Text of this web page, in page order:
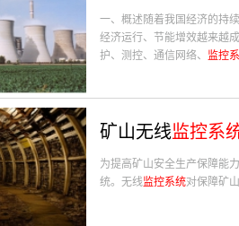
一、概述随着我国经济的持
经济运行、节能增效越来越
护、测控、通信网络、 监控
矿山无线监控系
为提高矿山安全生产保障能
统。无线监控系统对保障矿